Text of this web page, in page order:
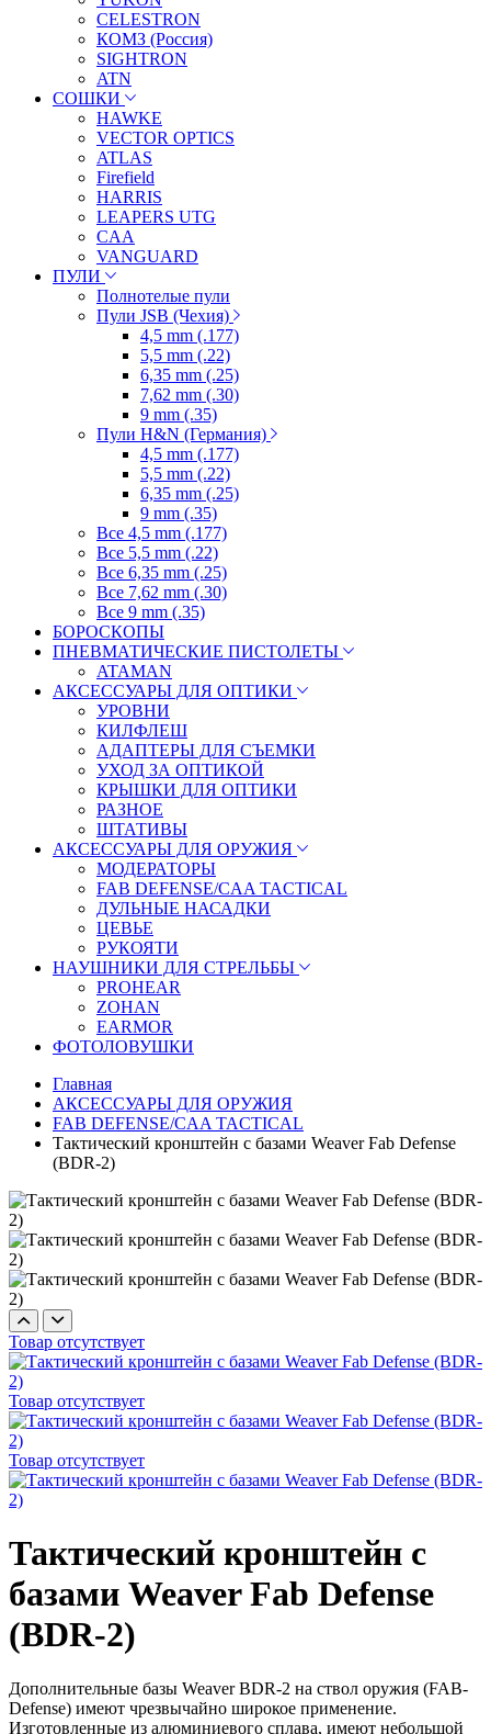
CELESTRON
КОМЗ (Россия)
SIGHTRON
ATN
СОШКИ
HAWKE
VECTOR OPTICS
ATLAS
Firefield
HARRIS
LEAPERS UTG
CAA
VANGUARD
ПУЛИ
Полнотелые пули
Пули JSB (Чехия)
4,5 mm (.177)
5,5 mm (.22)
6,35 mm (.25)
7,62 mm (.30)
9 mm (.35)
Пули H&N (Германия)
4,5 mm (.177)
5,5 mm (.22)
6,35 mm (.25)
9 mm (.35)
Все 4,5 mm (.177)
Все 5,5 mm (.22)
Все 6,35 mm (.25)
Все 7,62 mm (.30)
Все 9 mm (.35)
БОРОСКОПЫ
ПНЕВМАТИЧЕСКИЕ ПИСТОЛЕТЫ
ATAMAN
АКСЕССУАРЫ ДЛЯ ОПТИКИ
УРОВНИ
КИЛФЛЕШ
АДАПТЕРЫ ДЛЯ СЪЕМКИ
УХОД ЗА ОПТИКОЙ
КРЫШКИ ДЛЯ ОПТИКИ
РАЗНОЕ
ШТАТИВЫ
АКСЕССУАРЫ ДЛЯ ОРУЖИЯ
МОДЕРАТОРЫ
FAB DEFENSE/CAA TACTICAL
ДУЛЬНЫЕ НАСАДКИ
ЦЕВЬЕ
РУКОЯТИ
НАУШНИКИ ДЛЯ СТРЕЛЬБЫ
PROHEAR
ZOHAN
EARMOR
ФОТОЛОВУШКИ
Главная
АКСЕССУАРЫ ДЛЯ ОРУЖИЯ
FAB DEFENSE/CAA TACTICAL
Тактический кронштейн с базами Weaver Fab Defense
(BDR-2)
Товар отсутствует
Товар отсутствует
Товар отсутствует
Тактический кронштейн с
базами Weaver Fab Defense
(BDR-2)
Дополнительные базы Weaver BDR-2 на ствол оружия (FAB-
Defense) имеют чрезвычайно широкое применение.
Изготовленные из алюминиевого сплава, имеют небольшой